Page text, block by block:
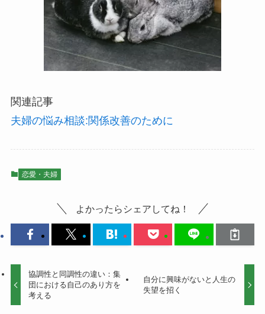
関連記事
夫婦の悩み相談:関係改善のために
恋愛・夫婦
よかったらシェアしてね！
協調性と同調性の違い：集
団における自己のあり方を
考える
自分に興味がないと人生の
失望を招く